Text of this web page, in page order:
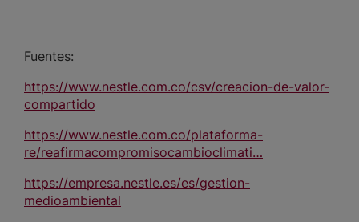
Fuentes:
https://www.nestle.com.co/csv/creacion-de-valor-
compartido
https://www.nestle.com.co/plataforma-
re/reafirmacompromisocambioclimati…
https://empresa.nestle.es/es/gestion-
medioambiental